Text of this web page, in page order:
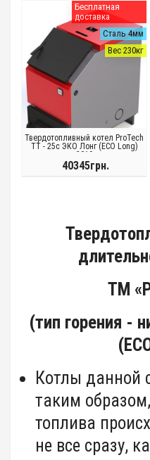
Бесплатная
доставка
Сталь 4мм
Вес 230кг
Твердотопливный котел ProTech
ТТ - 25с ЭКО Лонг (ECO Long)
2019
40345грн.
ТМ
(тип горения -
Котлы данной
таким
топлива
не все сразу,